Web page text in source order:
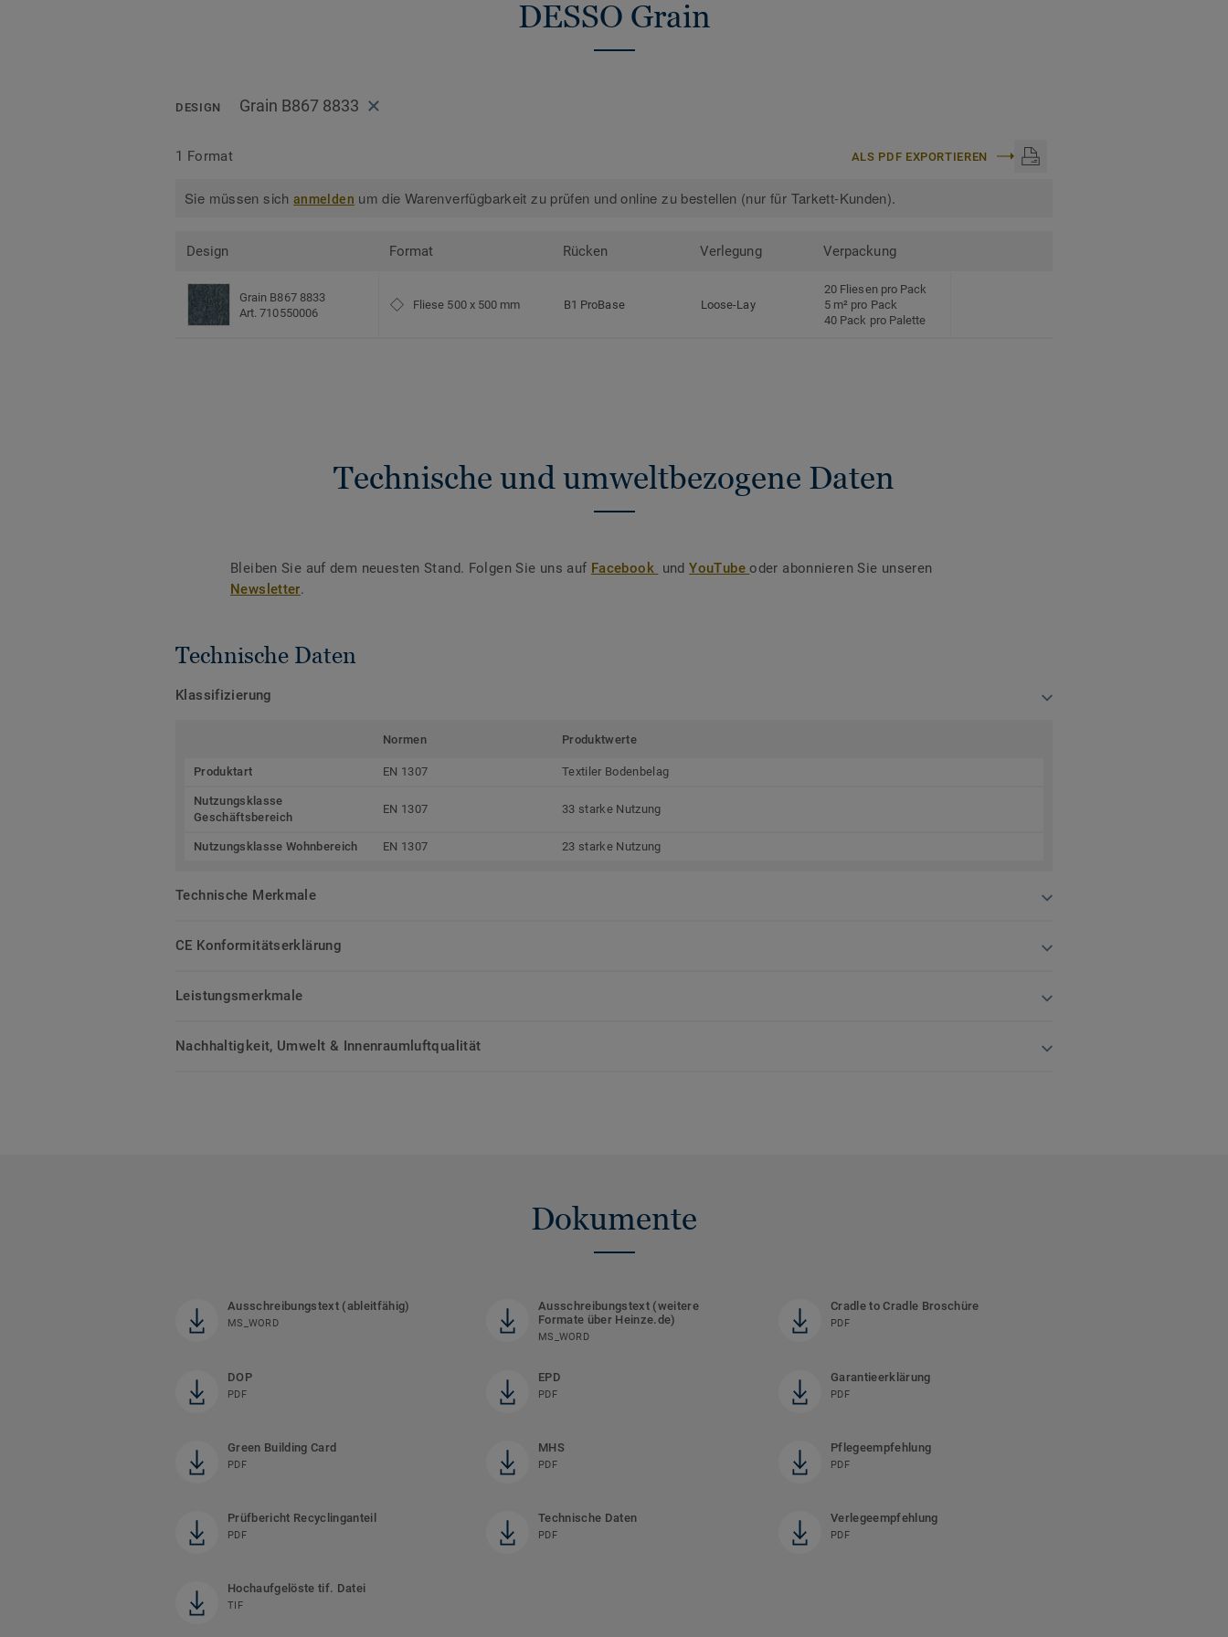
DESSO Grain
DESIGN Grain B867 8833
1 Format ALS PDF EXPORTIEREN
Sie müssen sichanmelden um die Warenverfügbarkeit zu prüfen und online zu bestellen (nur für Tarkett-Kunden).
Design Format Rücken Verlegung Verpackung
Grain B867 8833
Art. 710550006
Fliese 500 x 500 mm B1 ProBase Loose-Lay
20 Fliesen pro Pack
5 m² pro Pack
40 Pack pro Palette
Technische und umweltbezogene Daten
Bleiben Sie auf dem neuesten Stand. Folgen Sie uns auf Facebook undYouTubeoder abonnieren Sie unseren
Newsletter.
Technische Daten
Klassifizierung
Normen Produktwerte
Produktart EN 1307 Textiler Bodenbelag
Nutzungsklasse
Geschäftsbereich
EN 1307 33 starke Nutzung
Nutzungsklasse Wohnbereich EN 1307 23 starke Nutzung
Technische Merkmale
CE Konformitätserklärung
Leistungsmerkmale
Nachhaltigkeit, Umwelt & Innenraumluftqualität
Dokumente
Ausschreibungstext (ableitfähig)
MS_WORD
Ausschreibungstext (weitere
Formate über Heinze.de)
MS_WORD
Cradle to Cradle Broschüre
PDF
DOP
PDF
EPD
PDF
Garantieerklärung
PDF
Green Building Card
PDF
MHS
PDF
Pflegeempfehlung
PDF
Prüfbericht Recyclinganteil
PDF
Technische Daten
PDF
Verlegeempfehlung
PDF
Hochaufgelöste tif. Datei
TIF